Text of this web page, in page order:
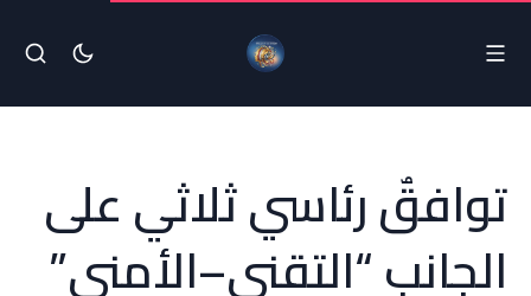
توافقٌ رئاسي ثلاثي على
الجانب “التقني–الأمني”